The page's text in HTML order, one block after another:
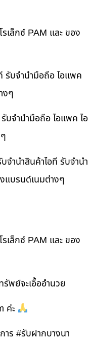
เล็กซ์ PAM และ ของ
รับจำนำมือถือ ไอแพค
งๆ
บจำนำมือถือ ไอแพค ไอ
จำนำสินค้าไอที รับจำนำ
แบรนด์เนมต่างๆ
เล็กซ์ PAM และ ของ
รัพย์จะเอื้ออำนวย
ค่ะ
ร #รับฝากบางนา